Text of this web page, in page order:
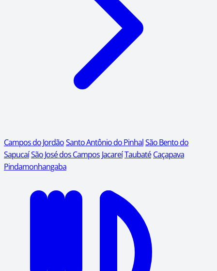
Campos do JordãoSanto Antônio do PinhalSão Bento do
SapucaíSão José dos Campos JacareíTaubaté Caçapava
Pindamonhangaba